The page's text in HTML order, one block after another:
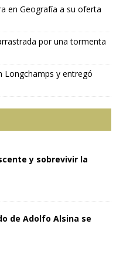
en Geografía a su oferta
por una tormenta
Longchamps y entregó
y sobrevivir la
de Adolfo Alsina se